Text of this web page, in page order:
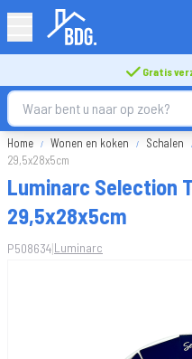
Gratis
Home Wonen en koken Schalen
29,5x28x5cm
Luminarc Selection
29,5x28x5cm
P508634|Luminarc